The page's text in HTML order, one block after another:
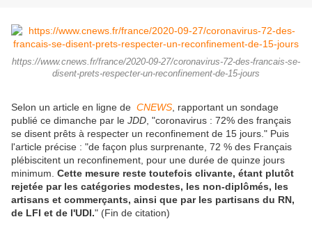
https://www.cnews.fr/france/2020-09-27/coronavirus-72-des-francais-se-
disent-prets-respecter-un-reconfinement-de-15-jours
Selon un article en ligne de CNEWS , rapportant un sondage
publié ce dimanche par le JDD , "coronavirus : 72% des français
se disent prêts à respecter un reconfinement de 15 jours." Puis
l'article précise : "de façon plus surprenante, 72 % des Français
plébiscitent un reconfinement, pour une durée de quinze jours
minimum. Cette mesure reste toutefois clivante, étant plutôt
rejetée par les catégories modestes, les non-diplômés, les
artisans et commerçants, ainsi que par les partisans du RN,
de LFI et de l'UDI." (Fin de citation)